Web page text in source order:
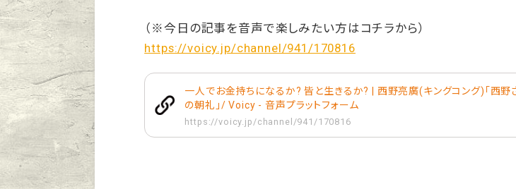
（※今日の記事を音声で楽しみたい方はコチラから）
https://voicy.jp/channel/941/170816
一人でお金持ちになるか? 皆と生きるか? | 西野亮廣(キングコング)「西野
の朝礼」/ Voicy - 音声プラットフォーム
https://voicy.jp/channel/941/170816